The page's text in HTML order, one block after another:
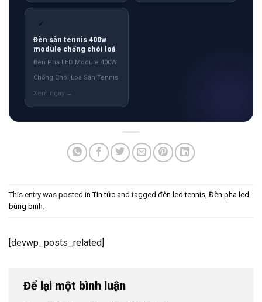
✓
Đèn sân tennis 400w
module chống chói loá
Đèn Pha LED Module 400W
Chống Chói Loá Sân Tennis
This entry was posted inTin tức and tagged đèn led tennis Đèn pha led
bùng binh
[devwp_posts_related]
Để lại một bình luận